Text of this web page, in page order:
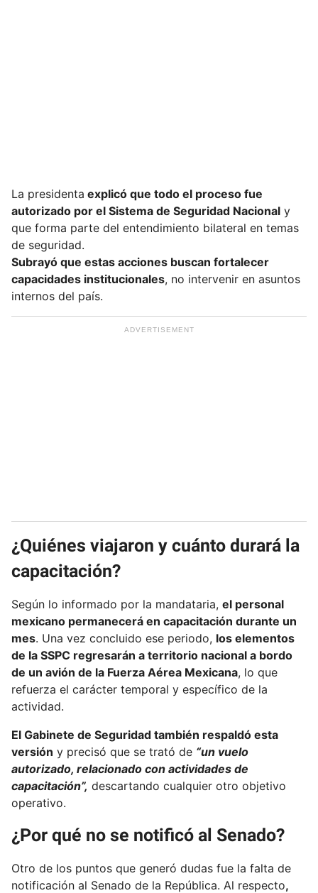
La presidenta explicó que todo el proceso fue
autorizado por el Sistema de Seguridad Nacional y
que forma parte del entendimiento bilateral en temas
de seguridad.
Subrayó que estas acciones buscan fortalecer
capacidades institucionales, no intervenir en asuntos
internos del país.
¿Quiénes viajaron y cuánto durará la
capacitación?
Según lo informado por la mandataria, el personal
mexicano permanecerá en capacitación durante un
mes. Una vez concluido ese periodo, los elementos
de la SSPC regresarán a territorio nacional a bordo
de un avión de la Fuerza Aérea Mexicana, lo que
refuerza el carácter temporal y específico de la
actividad.
El Gabinete de Seguridad también respaldó esta
versión y precisó que se trató de “un vuelo
autorizado, relacionado con actividades de
capacitación”, descartando cualquier otro objetivo
operativo.
¿Por qué no se notificó al Senado?
Otro de los puntos que generó dudas fue la falta de
notificación al Senado de la República. Al respecto,